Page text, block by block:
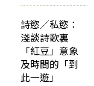
詩慾／私慾：
淺談詩歌裏
「紅豆」意象
及時間的「到
此一遊」